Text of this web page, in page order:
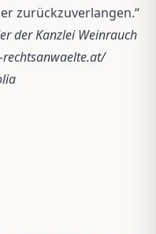
zurückzuverlangen.“
der Kanzlei Weinrauch